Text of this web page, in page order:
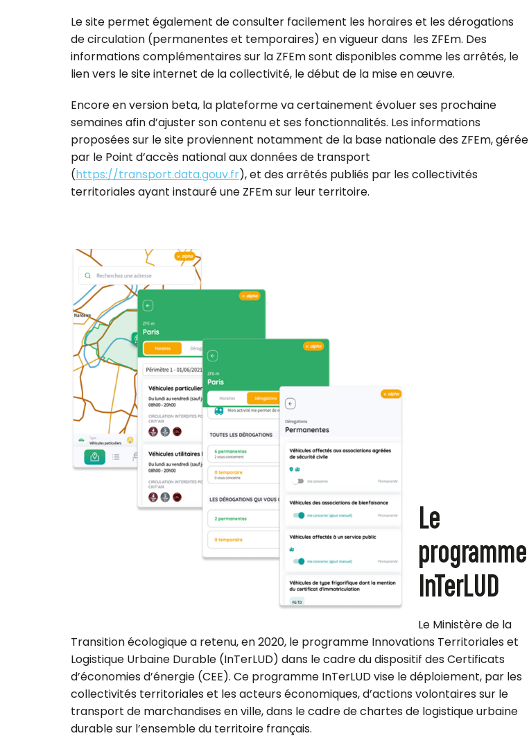
Le site permet également de consulter facilement les horaires et les dérogations
de circulation (permanentes et temporaires) en vigueur dans les ZFEm. Des
informations complémentaires sur la ZFEm sont disponibles comme les arrêtés, le
lien vers le site internet de la collectivité, le début de la mise en œuvre.
Encore en version beta, la plateforme va certainement évoluer ses prochaine
semaines afin d’ajuster son contenu et ses fonctionnalités. Les informations
proposées sur le site proviennent notamment de la base nationale des ZFEm, gérée
par le Point d’accès national aux données de transport
(https://transport.data.gouv.fr), et des arrêtés publiés par les collectivités
territoriales ayant instauré une ZFEm sur leur territoire.
Le
programme
InTerLUD
Le Ministère de la
Transition écologique a retenu, en 2020, le programme Innovations Territoriales et
Logistique Urbaine Durable (InTerLUD) dans le cadre du dispositif des Certificats
d’économies d’énergie (CEE). Ce programme InTerLUD vise le déploiement, par les
collectivités territoriales et les acteurs économiques, d’actions volontaires sur le
transport de marchandises en ville, dans le cadre de chartes de logistique urbaine
durable sur l’ensemble du territoire français.